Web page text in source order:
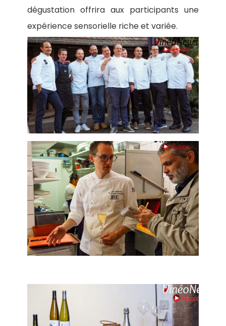
dégustation offrira aux participants une
expérience sensorielle riche et variée.